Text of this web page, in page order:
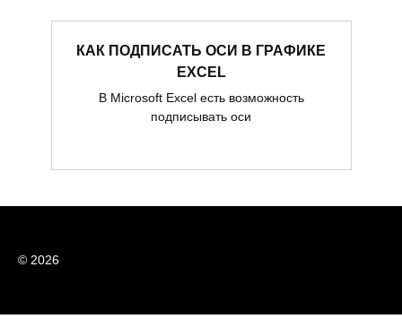
КАК ПОДПИСАТЬ ОСИ В ГРАФИКЕ
EXCEL
В Microsoft Excel есть возможность
подписывать оси
© 2026